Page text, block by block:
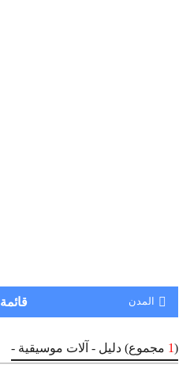
قائمة المدن
(
1 مجموع) دليل - آلات موسيقية -